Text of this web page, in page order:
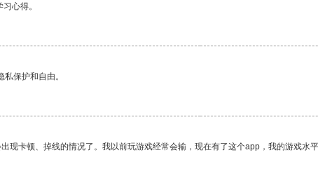
心得。
保护和自由。
现卡顿、掉线的情况了。我以前玩游戏经常会输，现在有了这个app，我的游戏水平